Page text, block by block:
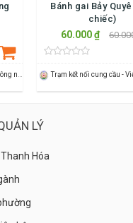
Trạm kết nối cung cầu - Viện nông nghiệp Thanh Hoá
Bánh gai Bảy
chiếc)
60.000 ₫
LÝ
Hóa